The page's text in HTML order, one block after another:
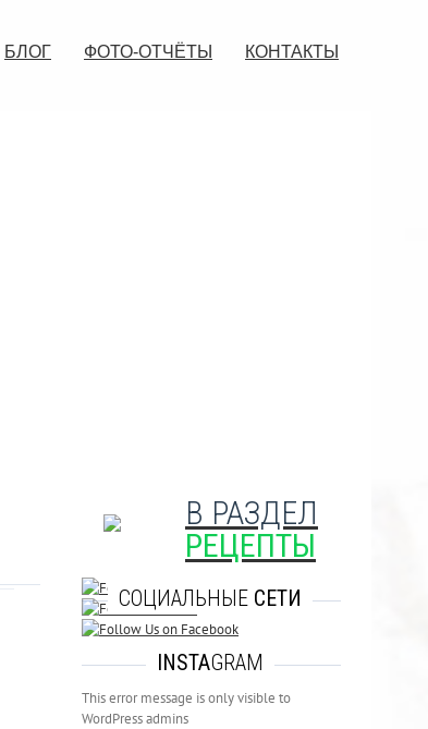
БЛОГ ФОТО-ОТЧЁТЫ КОНТАКТЫ
В РАЗДЕЛ
РЕЦЕПТЫ
СОЦИАЛЬНЫЕ СЕТИ
INSTAGRAM
This error message is only visible to
WordPress admins